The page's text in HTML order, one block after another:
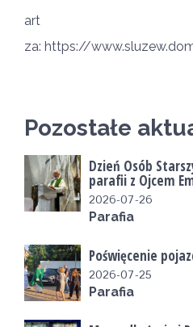
art
za: https://
Pozostałe
Dzień Osób
parafii z Ojcem
2026-07-26
Parafia
Poświęcenie
2026-07-25
Parafia